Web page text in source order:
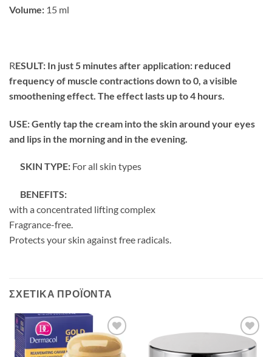
Volume: 15 ml
RESULT: In just 5 minutes after application: reduced
frequency of muscle contractions down to 0, a visible
smoothening effect. The effect lasts up to 4 hours.
USE: Gently tap the cream into the skin around your eyes
and lips in the morning and in the evening.
SKIN TYPE: For all skin types
BENEFITS:
with a concentrated lifting complex
Fragrance-free.
Protects your skin against free radicals.
ΣΧΕΤΙΚΆ ΠΡΟΪΌΝΤΑ
Add to
Wishlist
Add to
Wishlist